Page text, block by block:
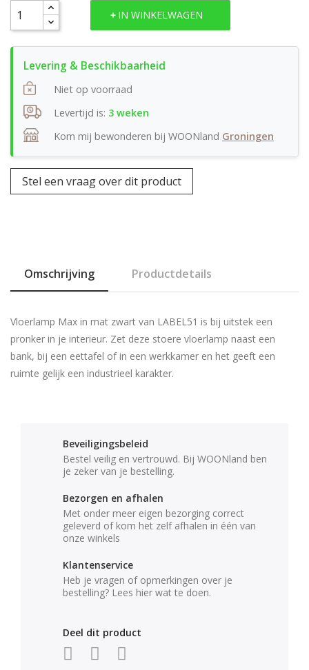
IN WINKELWAGEN
Niet op voorraad
Levertijd is: 3 weken
Kom mij bewonderen bij WOONland Groningen
Stel een vraag over dit product
Omschrijving Productdetails
Vloerlamp Max in mat zwart van LABEL51 is bij uitstek een
pronker in je interieur. Zet deze stoere vloerlamp naast een
bank, bij een eettafel of in een werkkamer en het geeft een
ruimte gelijk een industrieel karakter.
Beveiligingsbeleid
Bestel veilig en vertrouwd. Bij WOONland ben
je zeker van je bestelling.
Bezorgen en afhalen
Met onder meer eigen bezorging correct
geleverd of kom het zelf afhalen in één van
onze winkels
Klantenservice
Heb je vragen of opmerkingen over je
bestelling? Lees hier wat te doen.
Deel dit product